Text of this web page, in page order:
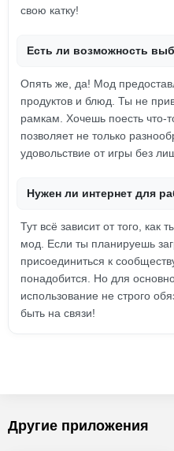
свою катку!
Есть ли возможность
Опять же, да! Мод
продуктов и блюд. Ты не
рамкам. Хочешь поесть что-
позволяет не только
удовольствие от игры без
Нужен ли интернет для
Тут всё зависит от того, как
мод. Если ты планируешь
присоединиться к
понадобится. Но для
использование не строго
быть на связи!
Другие приложения